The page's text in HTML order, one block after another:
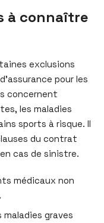
à connaître
exclusions
pour les
concernent
les maladies
sports à risque. Il
du contrat
cas de sinistre.
médicaux non
graves